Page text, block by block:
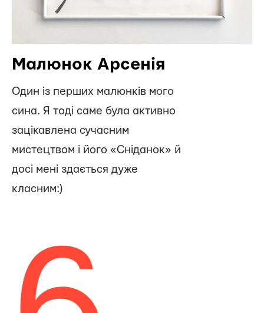
Малюнок Арсенія
Один із перших малюнків мого
сина. Я тоді саме була активно
зацікавлена сучасним
мистецтвом і його «Сніданок» й
досі мені здається дуже
класним:)